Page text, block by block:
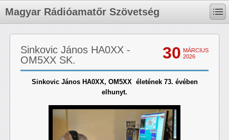
Magyar Rádióamatőr Szövetség
30 MÁRCIUS
2026
Sinkovic János HA0XX -
OM5XX SK.
Sinkovic János HA0XX, OM5XX életének 73. évében
elhunyt.